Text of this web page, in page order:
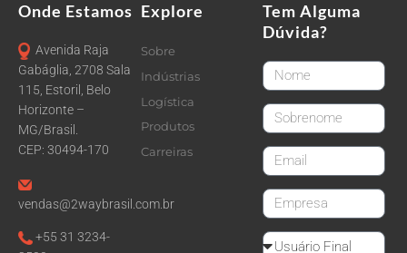
Onde Estamos
Avenida Raja
Gabáglia, 2708 Sala
115, Estoril, Belo
Horizonte –
MG/Brasil.
CEP: 30494-170
vendas@2waybrasil.com.br
+55 31 3234-
Explore
Sobre
Indústrias
Logística
Produtos
Carreiras
Tem Alguma
Dúvida?
FirstName
LastName
email
CompanyName
Reseller